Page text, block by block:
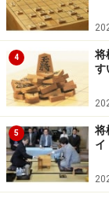
い。それが棋界
ベントである。
ておくが事故
その日、まぎれ
者は二者。もち
う一人はNEC
は「負けるはず
た。
4
将
す
5
将
イ